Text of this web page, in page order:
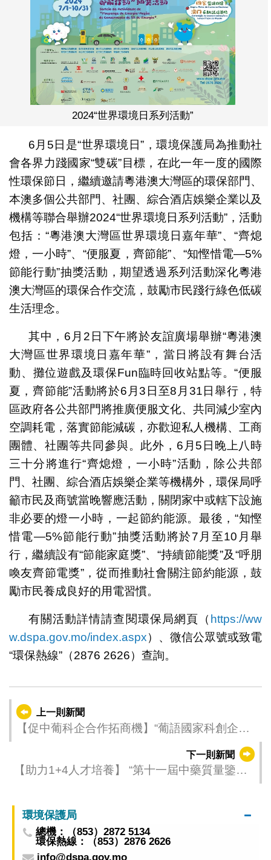
2024“世界環境日系列活動”
6月5日是“世界環境日”，環境保護局為推動社
會各界力踐國家“雙碳”目標，在此一年一度的國際
性環保節日，繼續邀請粵港澳大灣區的環保部門、
本澳多個公共部門、社團、綜合酒店娛樂企業以及
機構等聯合舉辦2024“世界環境日系列活動”，活動
包括：“粵港澳大灣區世界環境日嘉年華”、“齊熄
燈，一小時”、“便服夏，齊節能”、“知慳惜電—5%
節能行動”抽獎活動，期望透過系列活動深化粵港
澳大灣區的環保合作交流，鼓勵市民踐行綠色低碳
生活理念。
其中，6月2日下午將於友誼廣場舉辦“粵港澳
大灣區世界環境日嘉年華”，當日將設有舞台活
動、攤位遊戲及環保Fun臨時回收站點等。“便服
夏，齊節能”活動將於6月3日至8月31日舉行，特
區政府各公共部門將推廣便服文化、共同減少室內
空調耗電，落實節能減碳，亦歡迎私人機構、工商
團體、社團等共同參與。此外，6月5日晚上八時
三十分將進行“齊熄燈，一小時”活動，除公共部
門、社團、綜合酒店娛樂企業等機構外，環保局呼
籲市民及商號當晚響應活動，關閉家中或轄下設施
非必要的燈一小時，一起節約能源。最後，“知慳
惜電—5%節能行動”抽獎活動將於7月至10月舉
行，繼續設有“節能家庭獎”、“持續節能獎”及“呼朋
喚友齊節電獎”，從而推動社會關注節約能源，鼓
勵市民養成良好的用電習慣。
有關活動詳情請查閱環保局網頁（ https://ww
w.dspa.gov.mo/index.aspx）、微信公眾號或致電
“環保熱線”（2876 2626）查詢。
上一則新聞
【促中葡科企合作拓商機】“葡語國家科創企業
下一則新聞
【助力1+4人才培養】 “第十一屆中藥質量鑒定
環境保護局
總機：（853）2872 5134
環保熱線：（853）2876 2626
info@dspa.gov.mo